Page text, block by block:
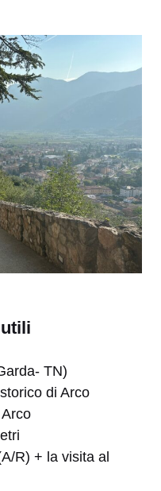
TN)
di Arco
R) + la visita al